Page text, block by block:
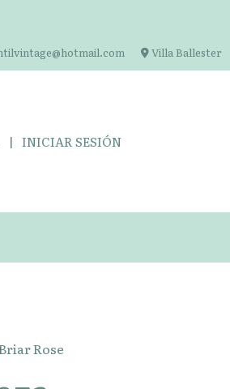
Villa Ballester
INICIAR SESIÓN
Rose